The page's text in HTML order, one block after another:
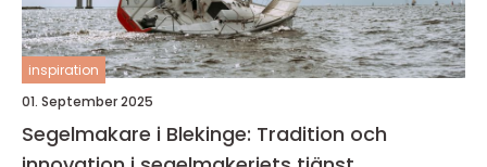
inspiration
01. September 2025
Segelmakare i Blekinge: Tradition och